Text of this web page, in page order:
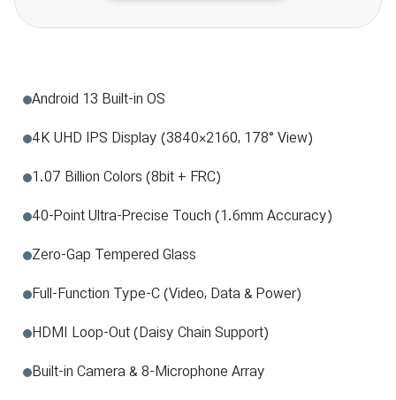
Android 13 Built-in OS
4K UHD IPS Display (3840×2160, 178° View)
1.07 Billion Colors (8bit + FRC)
40-Point Ultra-Precise Touch (1.6mm Accuracy)
Zero-Gap Tempered Glass
Full-Function Type-C (Video, Data & Power)
HDMI Loop-Out (Daisy Chain Support)
Built-in Camera & 8-Microphone Array